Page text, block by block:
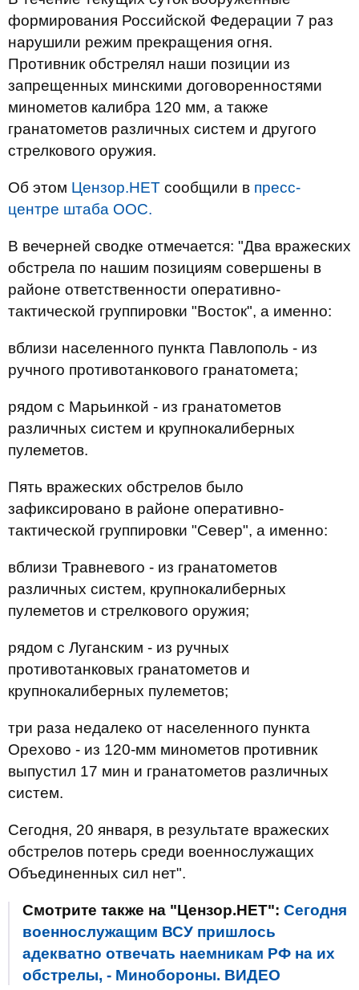
формирования Российской Федерации 7 раз
нарушили режим прекращения огня.
Противник обстрелял наши позиции из
запрещенных минскими договоренностями
минометов калибра 120 мм, а также
гранатометов различных систем и другого
стрелкового оружия.
Об этом Цензор.НЕТ сообщили в пресс-
центре штаба ООС.
В вечерней сводке отмечается: "Два вражеских
обстрела по нашим позициям совершены в
районе ответственности оперативно-
тактической группировки "Восток", а именно:
вблизи населенного пункта Павлополь - из
ручного противотанкового гранатомета;
рядом с Марьинкой - из гранатометов
различных систем и крупнокалиберных
пулеметов.
Пять вражеских обстрелов было
зафиксировано в районе оперативно-
тактической группировки "Север", а именно:
вблизи Травневого - из гранатометов
различных систем, крупнокалиберных
пулеметов и стрелкового оружия;
рядом с Луганским - из ручных
противотанковых гранатометов и
крупнокалиберных пулеметов;
три раза недалеко от населенного пункта
Орехово - из 120-мм минометов противник
выпустил 17 мин и гранатометов различных
систем.
Сегодня, 20 января, в результате вражеских
обстрелов потерь среди военнослужащих
Объединенных сил нет".
Смотрите также на "Цензор.НЕТ": Сегодня
военнослужащим ВСУ пришлось
адекватно отвечать наемникам РФ на их
обстрелы, - Минобороны. ВИДЕО